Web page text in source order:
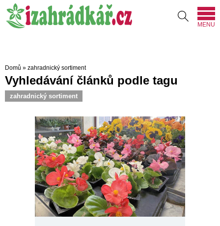
MENU
Domů » zahradnický sortiment
Vyhledávání článků podle tagu
zahradnický sortiment